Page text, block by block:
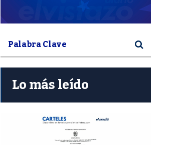
Lo más leído